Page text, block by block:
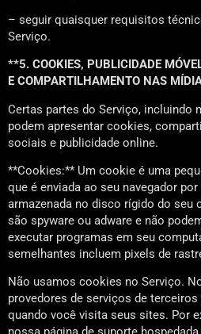
– seguir quaisquer requisitos
Serviço.
**5. COOKIES, PUBLICIDADE
E COMPARTILHAMENTO NAS
Certas partes do Serviço, incluindo
podem apresentar cookies,
sociais e publicidade online.
**Cookies:** Um cookie é uma
que é enviada ao seu navegador
armazenada no disco rígido do seu
são spyware ou adware e não
executar programas em seu
semelhantes incluem pixels de
Não usamos cookies no Serviço.
provedores de serviços de
quando você visita seus sites. Por